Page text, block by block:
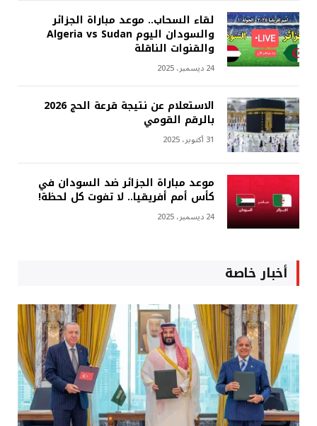
لقاء السحاب.. موعد مباراة الجزائر
والسودان اليوم Algeria vs Sudan
والقنوات الناقلة
24 ديسمبر، 2025
الاستعلام عن نتيجة قرعة الحج 2026
بالرقم القومي
31 أكتوبر، 2025
موعد مباراة الجزائر ضد السودان في
كأس أمم أفريقيا.. لا تفوت كل لحظة!
24 ديسمبر، 2025
أخبار خاصة